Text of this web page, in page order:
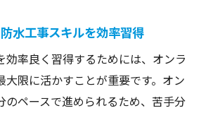
水工事スキルを効率習得
効率良く習得するためには、オンラ
大限に活かすことが重要です。オン
のペースで進められるため、苦手分